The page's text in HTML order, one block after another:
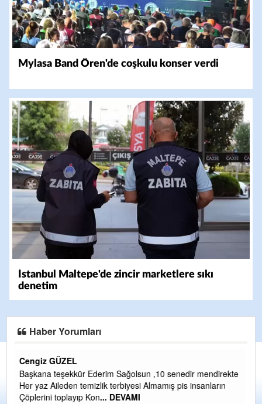
Mylasa Band Ören'de coşkulu konser verdi
İstanbul Maltepe'de zincir marketlere sıkı
denetim
Haber Yorumları
CEVDET YILMAZ
GULDERE DERE ÇALIŞMALARI, SEKIZ YIL ÖNCE ALKAYA
TARAFINDAN BAŞLATILDI, ETRASFINDA YERLEŞİM YERI
OLMAYAN KISIMLARA DUVARLAR YAPILDI."BURADAK